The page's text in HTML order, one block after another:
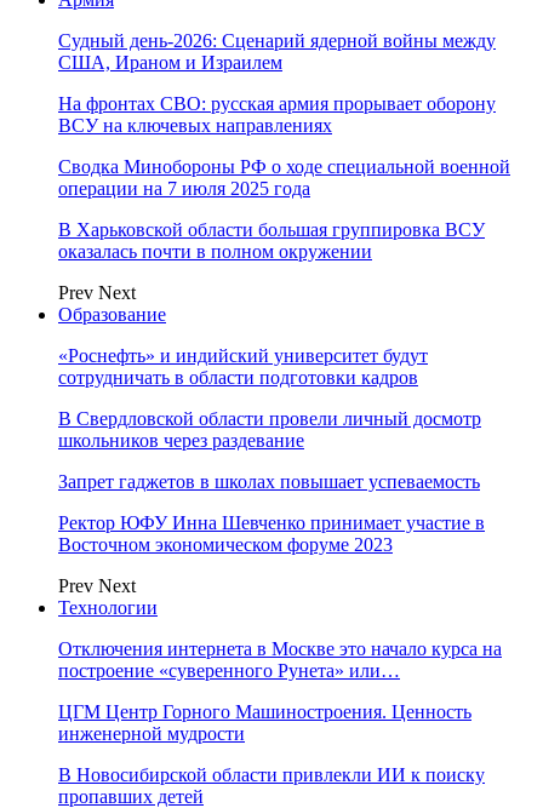
Судный день-2026: Сценарий ядерной войны между
США, Ираном и Израилем
На фронтах СВО: русская армия прорывает оборону
ВСУ на ключевых направлениях
Сводка Минобороны РФ о ходе специальной военной
операции на 7 июля 2025 года
В Харьковской области большая группировка ВСУ
оказалась почти в полном окружении
Prev Next
Образование
«Роснефть» и индийский университет будут
сотрудничать в области подготовки кадров
В Свердловской области провели личный досмотр
школьников через раздевание
Запрет гаджетов в школах повышает успеваемость
Ректор ЮФУ Инна Шевченко принимает участие в
Восточном экономическом форуме 2023
Prev Next
Технологии
Отключения интернета в Москве это начало курса на
построение «суверенного Рунета» или…
ЦГМ Центр Горного Машиностроения. Ценность
инженерной мудрости
В Новосибирской области привлекли ИИ к поиску
пропавших детей